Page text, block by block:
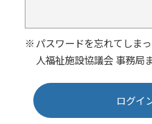
パスワードを忘れてしま
人福祉施設協議会 事務局
ログイ